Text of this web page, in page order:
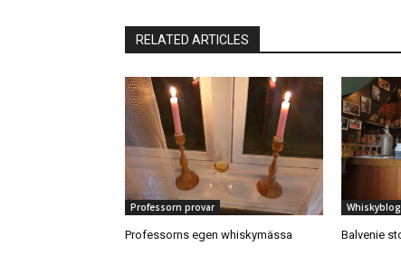
RELATED ARTICLES
Professorn provar
Professorns egen whiskymässa Balvenie